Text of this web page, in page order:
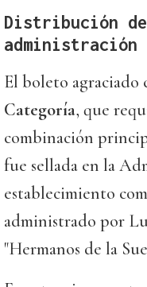
Distribución
administración
El boleto agraciado
Categoría, que
combinación
fue sellada en la
establecimiento
administrado por
"Hermanos de la